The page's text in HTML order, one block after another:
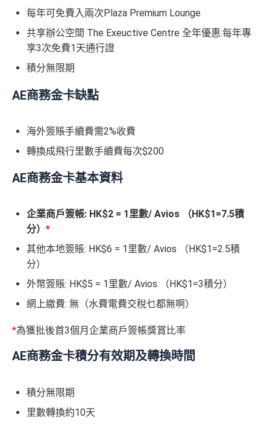
每年可免費入兩次Plaza Premium Lounge
共享辦公空間 The Exeuctive Centre 全年優惠:每年專
享3次免費1天通行證
積分無限期
AE商務金卡缺點
海外簽賬手續費需2%收費
轉換成飛行里數手續費每次$200
AE商務金卡基本資料
企業商戶簽帳: HK$2 = 1里數/ Avios （HK$1=7.5積
分） *
其他本地簽賬: HK$6 = 1里數/ Avios （HK$1=2.5積
分）
外幣簽賬: HK$5 = 1里數/ Avios （HK$1=3積分）
網上繳費: 無（水費電費交稅乜都無啊）
*為獲批後首3個月企業商戶簽帳獎賞比率
AE商務金卡積分有效期及轉換時間
積分無限期
里數轉換約10天